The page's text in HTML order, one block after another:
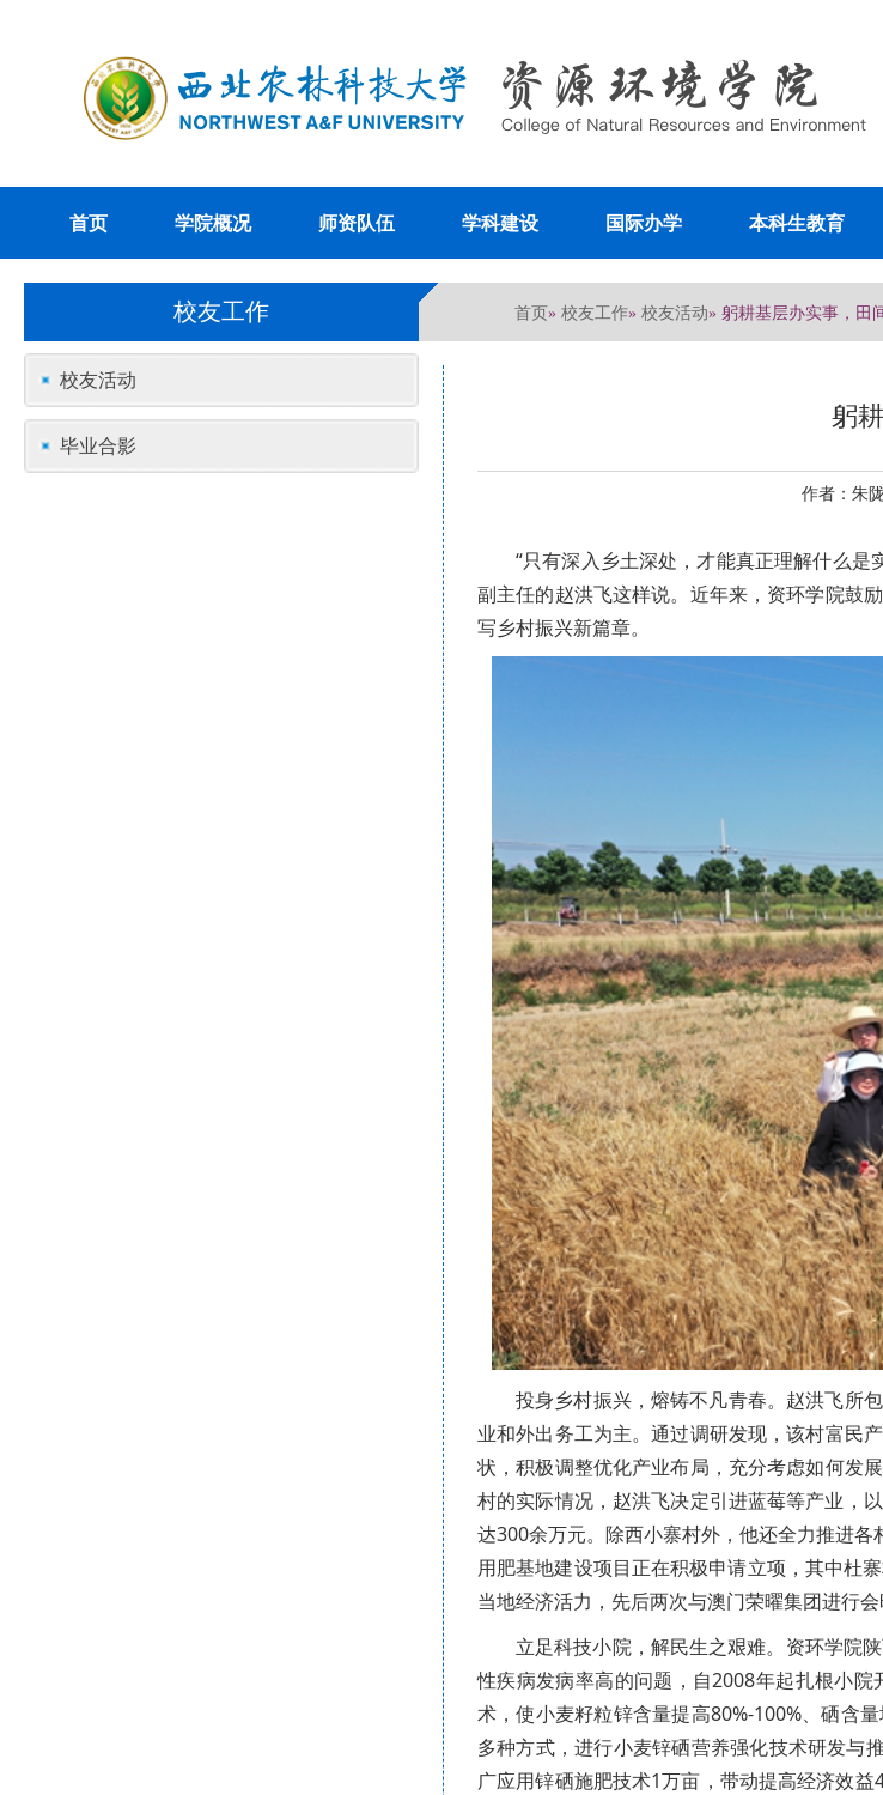
首页 学院概况 师资队伍 学科建设 国际办学 本科生教育
校友工作 首页» 校友工作» 校友活动» 躬耕基层办实事，田
校友活动
毕业合影
躬
作者：朱
“只有深入乡土深处，才能真正理解什么
副主任的赵洪飞这样说。近年来，资环学院鼓
写乡村振兴新篇章。
投身乡村振兴，熔铸不凡青春。赵洪飞所
业和外出务工为主。通过调研发现，该村富民
状，积极调整优化产业布局，充分考虑如何发
村的实际情况，赵洪飞决定引进蓝莓等产业，
达300余万元。除西小寨村外，他还全力推进
用肥基地建设项目正在积极申请立项，其中杜
当地经济活力，先后两次与澳门荣曜集团进行
立足科技小院，解民生之艰难。资环学院
性疾病发病率高的问题，自2008年起扎根小
术，使小麦籽粒锌含量提高80%-100%、硒含
多种方式，进行小麦锌硒营养强化技术研发与
广应用锌硒施肥技术1万亩，带动提高经济效